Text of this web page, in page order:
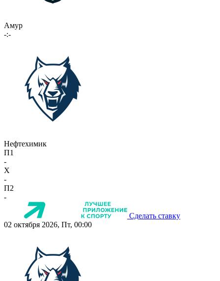
Амур
-:-
Нефтехимик
П1
-
X
-
П2
-
Сделать ставку
02 октября 2026, Пт, 00:00